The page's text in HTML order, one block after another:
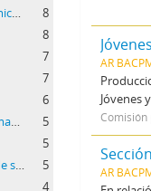
Tipos de Sistemas Políticos Económicos e Ideológicos
8
8
7
7
6
Acciones ilegales de las Fuerzas Armadas, de Seguridad y paramilitares
5
5
Acciones de las Fuerzas Armadas, de seguridad y paramilitares
5
4
AR
Jóvenes
Comisión
AR